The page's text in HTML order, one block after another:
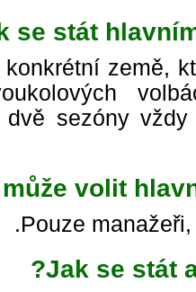
se stát
konkrétní země,
dvě sezóny
může volit
Pouze
Jak se stát